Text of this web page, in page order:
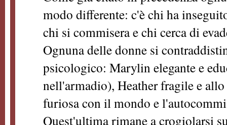
modo differente: c'è chi ha
chi si commisera e chi cerca di
Ognuna delle donne si
psicologico: Marylin elegante e
nell'armadio), Heather fragile e
furiosa con il mondo e
Quest'ultima rimane a crogiolarsi